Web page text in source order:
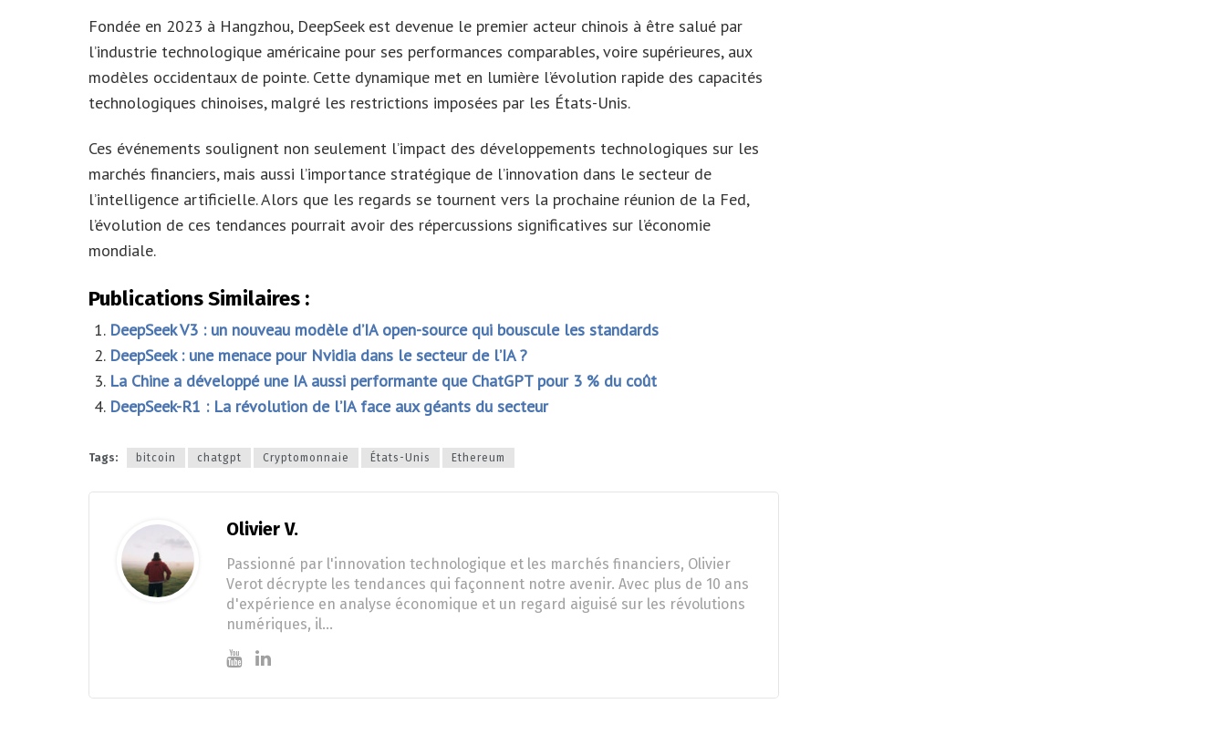
Fondée en 2023 à Hangzhou, DeepSeek est devenue le premier acteur chinois à être salué par
l’industrie technologique américaine pour ses performances comparables, voire supérieures, aux
modèles occidentaux de pointe. Cette dynamique met en lumière l’évolution rapide des capacités
technologiques chinoises, malgré les restrictions imposées par les États-Unis.
Ces événements soulignent non seulement l’impact des développements technologiques sur les
marchés financiers, mais aussi l’importance stratégique de l’innovation dans le secteur de
l’intelligence artificielle. Alors que les regards se tournent vers la prochaine réunion de la Fed,
l’évolution de ces tendances pourrait avoir des répercussions significatives sur l’économie
mondiale.
Publications Similaires :
DeepSeek V3 : un nouveau modèle d’IA open-source qui bouscule les standards
DeepSeek : une menace pour Nvidia dans le secteur de l’IA ?
La Chine a développé une IA aussi performante que ChatGPT pour 3 % du coût
DeepSeek-R1 : La révolution de l’IA face aux géants du secteur
Tags: bitcoin chatgpt Cryptomonnaie États-Unis Ethereum
Olivier V.
Passionné par l'innovation technologique et les marchés financiers, Olivier
Verot décrypte les tendances qui façonnent notre avenir. Avec plus de 10 ans
d'expérience en analyse économique et un regard aiguisé sur les révolutions
numériques, il…